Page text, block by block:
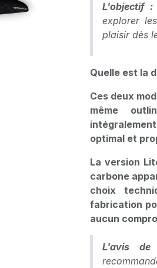
L'objectif :
explorer
plaisir dès
Quelle est la
Ces deux
même
optimal et
La version
carbone
choix
fabrication
aucun
L'avis de